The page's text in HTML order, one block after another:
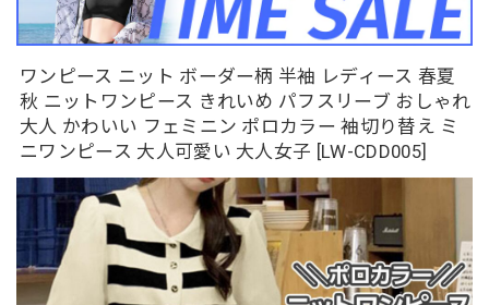
ワンピース ニット ボーダー柄 半袖 レディース 春夏
秋 ニットワンピース きれいめ パフスリーブ おしゃれ
大人 かわいい フェミニン ポロカラー 袖切り替え ミ
ニワンピース 大人可愛い 大人女子 [LW-CDD005]